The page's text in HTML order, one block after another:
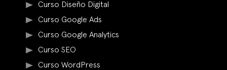
Curso Diseño Digital
Curso Google Ads
Curso Google Analytics
Curso SEO
Curso WordPress